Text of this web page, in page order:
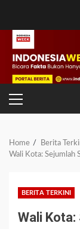
content
PRIMARY
MENU
Home
Berita
Wali Kota: Sejumlah
BERITA TERKINI
Wali Kota: